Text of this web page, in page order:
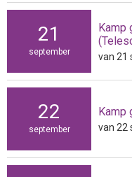
21
september
Kamp
van 21
22
september
Kamp
van 22